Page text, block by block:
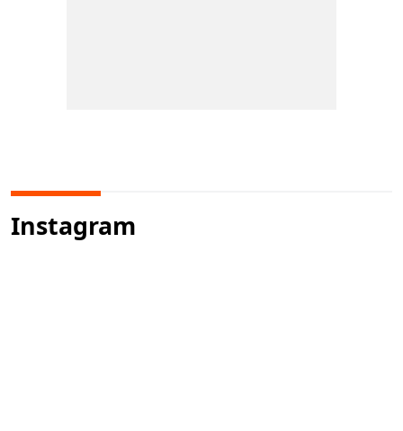
Instagram